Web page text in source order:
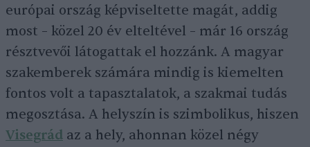
európai ország képviseltette magát, addig
most – közel 20 év elteltével – már 16 ország
résztvevői látogattak el hozzánk. A magyar
szakemberek számára mindig is kiemelten
fontos volt a tapasztalatok, a szakmai tudás
megosztása. A helyszín is szimbolikus, hiszen
Visegrád az a hely, ahonnan közel négy